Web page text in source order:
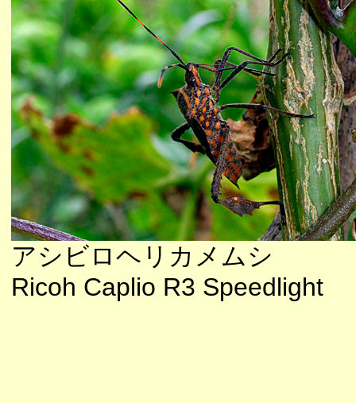
アシビロヘリカメムシ
Ricoh Caplio R3 Speedlight